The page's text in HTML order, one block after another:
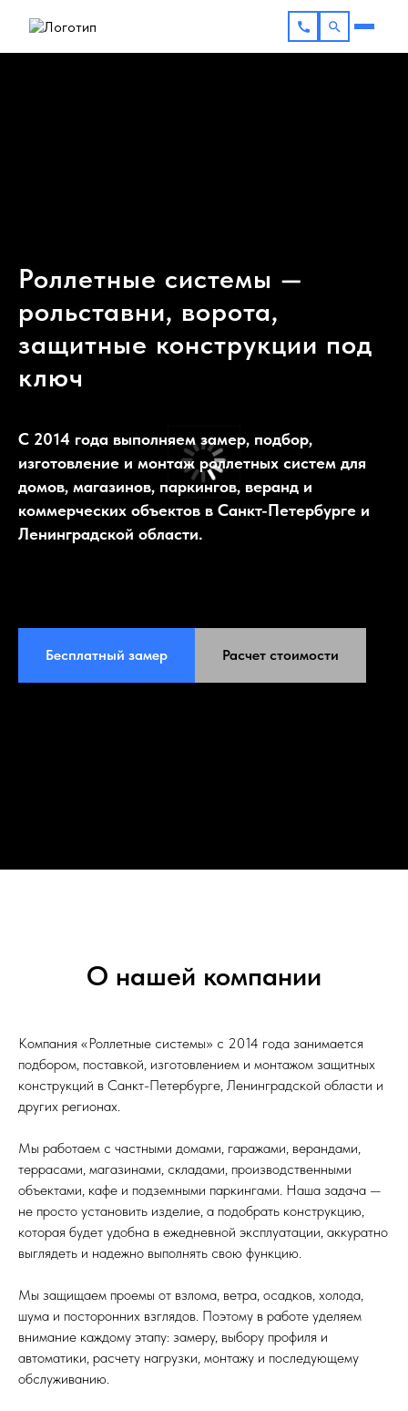
Роллетные системы —
рольставни, ворота,
защитные конструкции под
ключ
С 2014 года выполняем замер, подбор,
изготовление и монтаж роллетных систем для
домов, магазинов, паркингов, веранд и
коммерческих объектов в Санкт-Петербурге и
Ленинградской области.
Бесплатный замер Расчет стоимости
О нашей компании
Компания «Роллетные системы» с 2014 года занимается
подбором, поставкой, изготовлением и монтажом защитных
конструкций в Санкт-Петербурге, Ленинградской области и
других регионах.
Мы работаем с частными домами, гаражами, верандами,
террасами, магазинами, складами, производственными
объектами, кафе и подземными паркингами. Наша задача —
не просто установить изделие, а подобрать конструкцию,
которая будет удобна в ежедневной эксплуатации, аккуратно
выглядеть и надежно выполнять свою функцию.
Мы защищаем проемы от взлома, ветра, осадков, холода,
шума и посторонних взглядов. Поэтому в работе уделяем
внимание каждому этапу: замеру, выбору профиля и
автоматики, расчету нагрузки, монтажу и последующему
обслуживанию.